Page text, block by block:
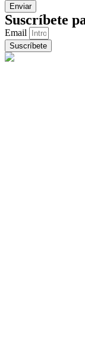
Enviar
Suscríbete
Email
Suscríbete